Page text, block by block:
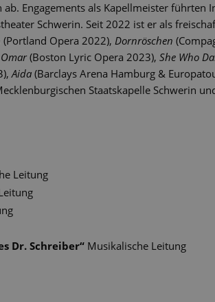
Engagements als Kapellmeister führten
Schwerin. Seit 2022 ist er als
(Portland Opera 2022), Dornröschen
Omar(Boston Lyric Opera 2023), She Who
Aida (Barclays Arena Hamburg &
Staatskapelle Schwerin
Leitung
Dr. Schreiber“ Musikalische Leitung